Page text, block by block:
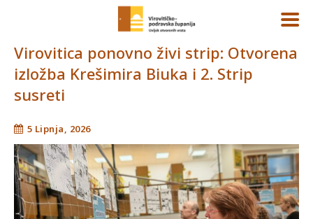
Virovitica ponovno živi strip: Otvorena
izložba Krešimira Biuka i 2. Strip
susreti
5 Lipnja, 2026